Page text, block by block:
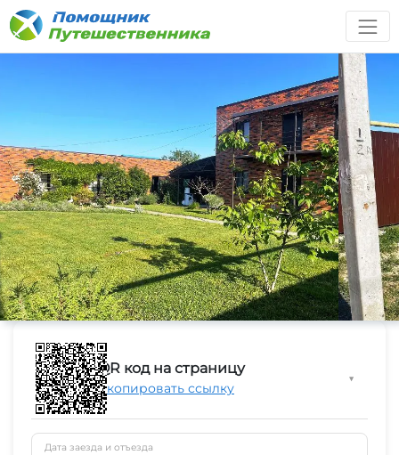
QR код на страницу
Скопировать ссылку
▼
Дата заезда и отъезда